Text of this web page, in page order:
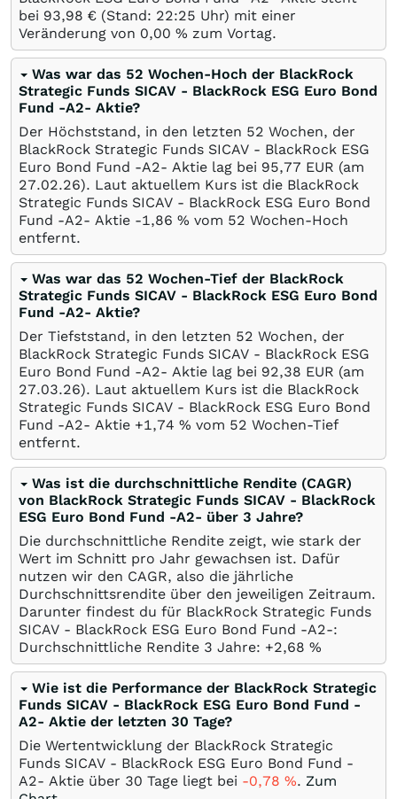
bei 93,98 € (Stand: 22:25 Uhr) mit einer
Veränderung von 0,00 % zum Vortag.
Was war das 52 Wochen-Hoch der BlackRock
Strategic Funds SICAV - BlackRock ESG Euro Bond
Fund -A2- Aktie?
Der Höchststand, in den letzten 52 Wochen, der
BlackRock Strategic Funds SICAV - BlackRock ESG
Euro Bond Fund -A2- Aktie lag bei 95,77 EUR (am
27.02.26). Laut aktuellem Kurs ist die BlackRock
Strategic Funds SICAV - BlackRock ESG Euro Bond
Fund -A2- Aktie -1,86 % vom 52 Wochen-Hoch
entfernt.
Was war das 52 Wochen-Tief der BlackRock
Strategic Funds SICAV - BlackRock ESG Euro Bond
Fund -A2- Aktie?
Der Tiefststand, in den letzten 52 Wochen, der
BlackRock Strategic Funds SICAV - BlackRock ESG
Euro Bond Fund -A2- Aktie lag bei 92,38 EUR (am
27.03.26). Laut aktuellem Kurs ist die BlackRock
Strategic Funds SICAV - BlackRock ESG Euro Bond
Fund -A2- Aktie +1,74 % vom 52 Wochen-Tief
entfernt.
Was ist die durchschnittliche Rendite (CAGR)
von BlackRock Strategic Funds SICAV - BlackRock
ESG Euro Bond Fund -A2- über 3 Jahre?
Die durchschnittliche Rendite zeigt, wie stark der
Wert im Schnitt pro Jahr gewachsen ist. Dafür
nutzen wir den CAGR, also die jährliche
Durchschnittsrendite über den jeweiligen Zeitraum.
Darunter findest du für BlackRock Strategic Funds
SICAV - BlackRock ESG Euro Bond Fund -A2-:
Durchschnittliche Rendite 3 Jahre: +2,68 %
Wie ist die Performance der BlackRock Strategic
Funds SICAV - BlackRock ESG Euro Bond Fund -
A2- Aktie der letzten 30 Tage?
Die Wertentwicklung der BlackRock Strategic
Funds SICAV - BlackRock ESG Euro Bond Fund -
A2- Aktie über 30 Tage liegt bei -0,78 %. Zum